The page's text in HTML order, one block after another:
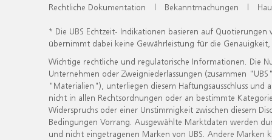
Rechtliche Dokumentation | Bekanntmachungen |
* Die UBS Echtzeit- Indikationen basieren auf
übernimmt dabei keine Gewährleistung für die
Wichtige rechtliche und regulatorische Informationen. Die
Unternehmen oder Zweigniederlassungen (zusammen
"Materialien"), unterliegen diesem Haftungsausschluss
nicht in allen Rechtsordnungen oder an bestimmte
Widerspruchs oder einer Unstimmigkeit zwischen diesem
Bedingungen Vorrang. Ausgewählte Marktdaten werden
und nicht eingetragenen Marken von UBS. Andere Marken